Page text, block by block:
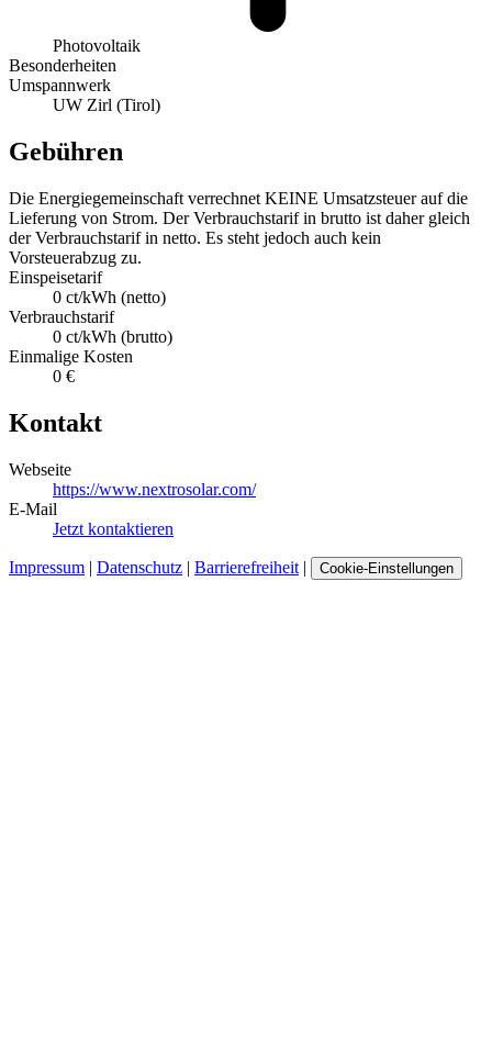
Photovoltaik
Besonderheiten
Umspannwerk
UW Zirl (Tirol)
Gebühren
Die Energiegemeinschaft verrechnet KEINE Umsatzsteuer auf die
Lieferung von Strom. Der Verbrauchstarif in brutto ist daher gleich
der Verbrauchstarif in netto. Es steht jedoch auch kein
Vorsteuerabzug zu.
Einspeisetarif
0 ct/kWh (netto)
Verbrauchstarif
0 ct/kWh (brutto)
Einmalige Kosten
0 €
Kontakt
Webseite
https://www.nextrosolar.com/
E-Mail
Jetzt kontaktieren
Impressum | Datenschutz | Barrierefreiheit | Cookie-Einstellungen